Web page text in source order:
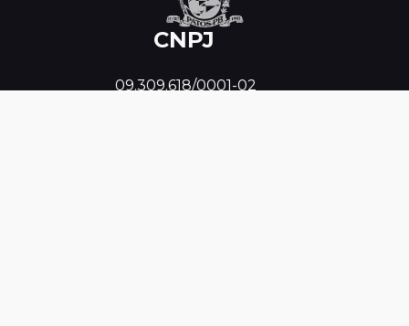
CNPJ
09.309.618/0001-02